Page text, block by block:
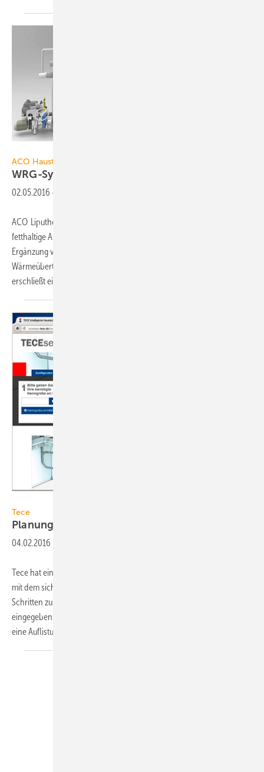
ACO Haustechnik
WRG-System für
02.05.2016 -
ACO Liputherm ist eine Wärmerückgewinnungsanlage, die speziell für
fetthaltige Abwässer aus gewerblichen Küchen und damit zur
Ergänzung von Fettbabscheidern ausgelegt ist. Sie besteht aus einem
Wärmeübertrager und einer optionalen Wärmepumpe. Die Anlage
erschließt ein bislang ungenutzt in
Tece
Planungs-Tool für
04.02.2016
Tece hat einen Online-Konfigurator (tecesepa.tece.de) bereitgestellt,
mit dem sich eine Fettabscheider-Anlage vom Typ Tecesepa S in vier
Schritten zusammenstellen lässt: Zunächst wird die Nenngröße
eingegeben. Ist sie nicht bekannt, wird sie vom Konfigurator durch
eine Auflistung